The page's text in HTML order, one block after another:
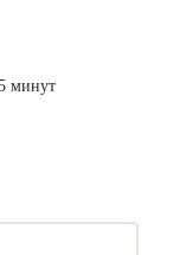
минут